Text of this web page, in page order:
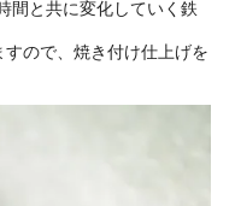
間と共に変化していく鉄
ので、焼き付け仕上げを